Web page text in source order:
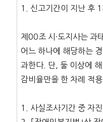
1. 신고기간이 지난 후
제00조 시·도지사는 과
어느 하나에 해당하는
과한다. 단, 둘 이상에
감비율만을 한 차례 적용
1. 사실조사기간 중 자